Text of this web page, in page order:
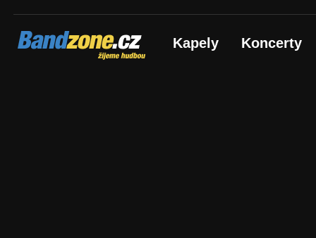
Bandzone.cz
žijeme hudbou Kapely Koncerty